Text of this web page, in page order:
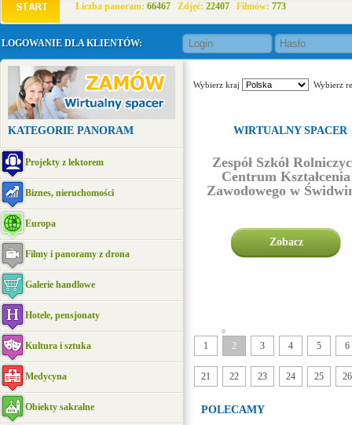
Liczba panoram: 66467 Zdjęć: 22407 Filmów: 773
LOGOWANIE DLA KLIENTÓW:
KATEGORIE PANORAM
Projekty z lektorem
Biznes, nieruchomości
Europa
Filmy i panoramy z drona
Galerie handlowe
Hotele, pensjonaty
Kultura i sztuka
Medycyna
Obiekty sakralne
Wybierz kraj Wybierz
WIRTUALNY SPACER
Zespół Szkół
Centrum Kształcenia
Zawodowego w
Zobacz
1
||||
2 3 4 5 6
21 22 23 24 25 26
POLECAMY